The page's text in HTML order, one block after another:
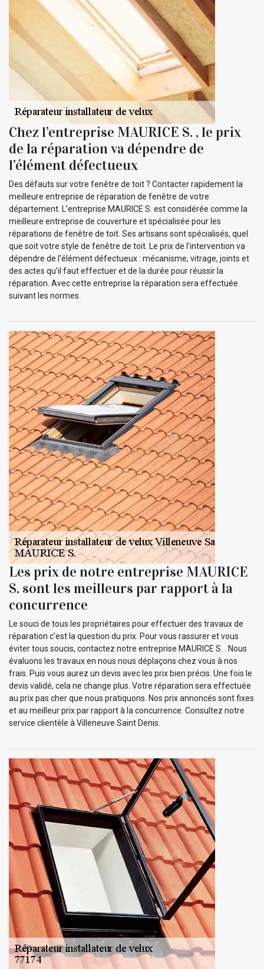
Chez l’entreprise MAURICE S. , le prix
de la réparation va dépendre de
l’élément défectueux
Des défauts sur votre fenêtre de toit ? Contacter rapidement la
meilleure entreprise de réparation de fenêtre de votre
département. L’entreprise MAURICE S. est considérée comme la
meilleure entreprise de couverture et spécialisée pour les
réparations de fenêtre de toit. Ses artisans sont spécialisés, quel
que soit votre style de fenêtre de toit. Le prix de l’intervention va
dépendre de l’élément défectueux : mécanisme, vitrage, joints et
des actes qu’il faut effectuer et de la durée pour réussir la
réparation. Avec cette entreprise la réparation sera effectuée
suivant les normes.
Les prix de notre entreprise MAURICE
S. sont les meilleurs par rapport à la
concurrence
Le souci de tous les propriétaires pour effectuer des travaux de
réparation c’est la question du prix. Pour vous rassurer et vous
éviter tous soucis, contactez notre entreprise MAURICE S. . Nous
évaluons les travaux en nous nous déplaçons chez vous à nos
frais. Puis vous aurez un devis avec les prix bien précis. Une fois le
devis validé, cela ne change plus. Votre réparation sera effectuée
au prix pas cher que nous pratiquons. Nos prix annoncés sont fixes
et au meilleur prix par rapport à la concurrence. Consultez notre
service clientèle à Villeneuve Saint Denis.